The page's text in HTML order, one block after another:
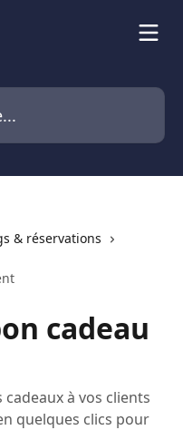
& réservations
cadeau
à vos clients
quelques clics pour